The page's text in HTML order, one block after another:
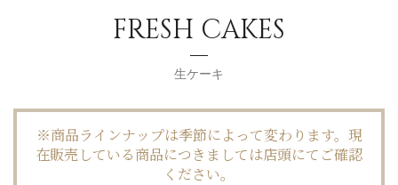
FRESH CAKES
生ケーキ
※商品ラインナップは季節によって変わります。現
在販売している商品につきましては店頭にてご確認
ください。